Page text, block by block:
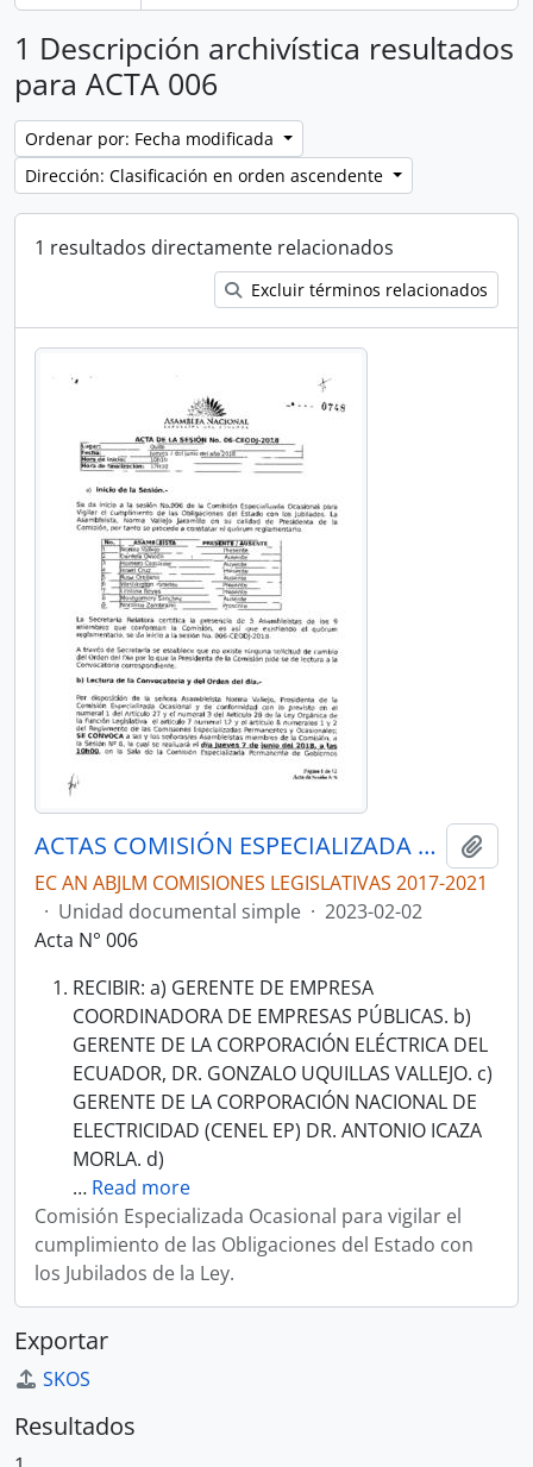
1 Descripción archivística resultados
para ACTA 006
Ordenar por: Fecha modificada
Dirección: Clasificación en orden ascendente
1 resultados directamente relacionados
Excluir términos relacionados
ACTAS COMISIÓN ESPECIALIZADA OCASIONAL POR LA VERDAD, JUSTICIA Y LA LUCHA CONTRA LA CORRUPCIÓN, EN EL CASO “EL GRAN PADRINO”
EC AN ABJLM COMISIONES LEGISLATIVAS 2017-2021
· Unidad documental simple · 2023-02-02
Acta N° 006
RECIBIR: a) GERENTE DE EMPRESA
COORDINADORA DE EMPRESAS PÚBLICAS. b)
GERENTE DE LA CORPORACIÓN ELÉCTRICA DEL
ECUADOR, DR. GONZALO UQUILLAS VALLEJO. c)
GERENTE DE LA CORPORACIÓN NACIONAL DE
ELECTRICIDAD (CENEL EP) DR. ANTONIO ICAZA
MORLA. d)
… Read more
Comisión Especializada Ocasional para vigilar el
cumplimiento de las Obligaciones del Estado con
los Jubilados de la Ley.
Exportar
SKOS
Resultados